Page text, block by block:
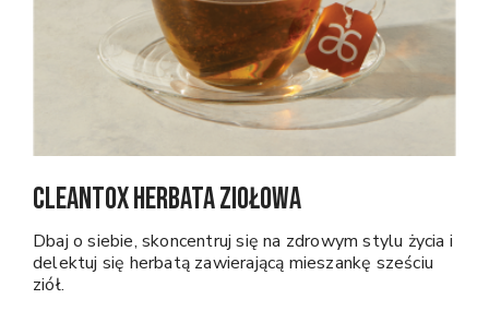
CleanTox Herbata ziołowa
Dbaj o siebie, skoncentruj się na zdrowym stylu życia i
delektuj się herbatą zawierającą mieszankę sześciu
ziół.